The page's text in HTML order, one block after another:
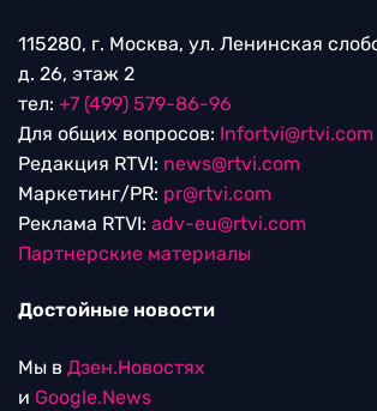
115280, г. Москва, ул. Ленинская
д. 26, этаж 2
тел: +7 (499) 579-86-96
Для общих вопросов: Infortvi@rtvi.com
Редакция RTVI: news@rtvi.com
Маркетинг/PR: pr@rtvi.com
Реклама RTVI: adv-eu@rtvi.com
Партнерские материалы
Достойные новости
Мы в Дзен.Новостях
и Google.News